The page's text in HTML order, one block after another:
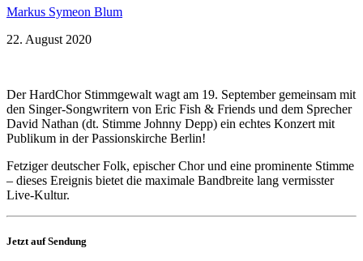
Markus Symeon Blum
22. August 2020
Der HardChor Stimmgewalt wagt am 19. September gemeinsam mit
den Singer-Songwritern von Eric Fish & Friends und dem Sprecher
David Nathan (dt. Stimme Johnny Depp) ein echtes Konzert mit
Publikum in der Passionskirche Berlin!
Fetziger deutscher Folk, epischer Chor und eine prominente Stimme
– dieses Ereignis bietet die maximale Bandbreite lang vermisster
Live-Kultur.
Jetzt auf Sendung